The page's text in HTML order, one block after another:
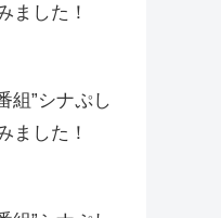
ました！
組”シナぷし
ました！